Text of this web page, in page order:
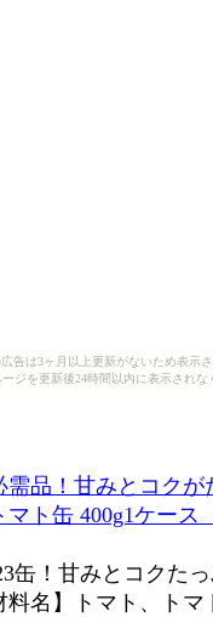
告は3ヶ月以上更新がないため表示さ
ジを更新後24時間以内に表示されな
需品！甘みとコクが
ト缶 400g1ケース
缶！甘みとコクた
料名】トマト、トマ